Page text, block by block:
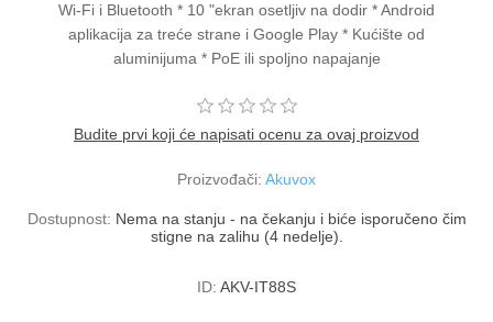
Wi-Fi i Bluetooth * 10 "ekran osetljiv na dodir * Android
aplikacija za treće strane i Google Play * Kućište od
aluminijuma * PoE ili spoljno napajanje
Budite prvi koji će napisati ocenu za ovaj proizvod
Proizvođači: Akuvox
Dostupnost: Nema na stanju - na čekanju i biće isporučeno čim
stigne na zalihu (4 nedelje).
ID: AKV-IT88S